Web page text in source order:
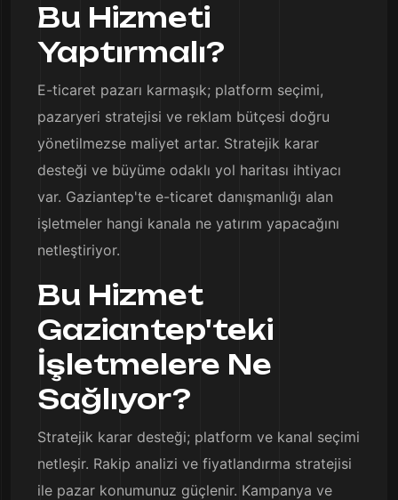
Bu Hizmeti
Yaptırmalı?
E-ticaret pazarı karmaşık; platform seçimi,
pazaryeri stratejisi ve reklam bütçesi doğru
yönetilmezse maliyet artar. Stratejik karar
desteği ve büyüme odaklı yol haritası ihtiyacı
var. Gaziantep'te e-ticaret danışmanlığı alan
işletmeler hangi kanala ne yatırım yapacağını
netleştiriyor.
Bu Hizmet
Gaziantep'teki
İşletmelere Ne
Sağlıyor?
Stratejik karar desteği; platform ve kanal seçimi
netleşir. Rakip analizi ve fiyatlandırma stratejisi
ile pazar konumunuz güçlenir. Kampanya ve